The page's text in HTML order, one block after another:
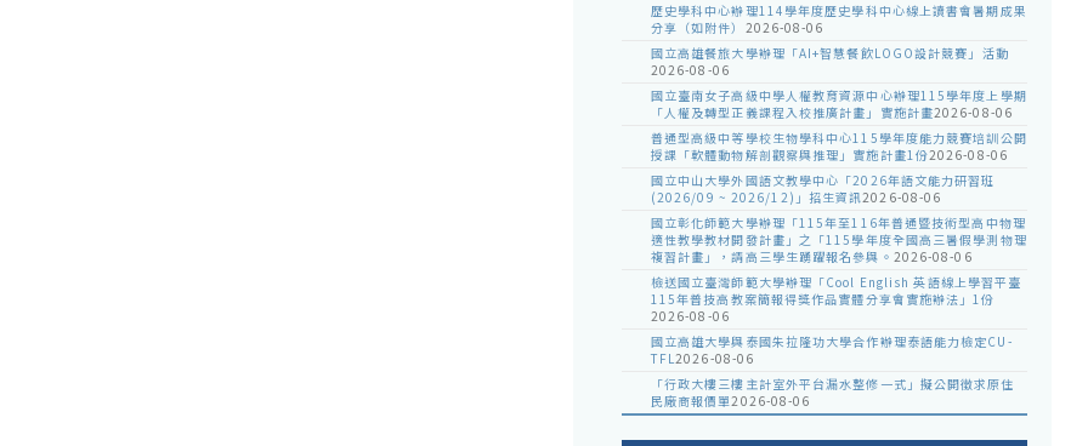
歷史學科中心辦理114學年度歷史學科中心線上讀書會暑期成果
分享（如附件） 2026-08-06
國立高雄餐旅大學辦理「AI+智慧餐飲LOGO設計競賽」活動
2026-08-06
國立臺南女子高級中學人權教育資源中心辦理115學年度上學期
「人權及轉型正義課程入校推廣計畫」實施計畫2026-08-06
普通型高級中等學校生物學科中心115學年度能力競賽培訓公開
授課「軟體動物解剖觀察與推理」實施計畫1份2026-08-06
國立中山大學外國語文教學中心「2026年語文能力研習班
(2026/09 ~ 2026/12)」招生資訊2026-08-06
國立彰化師範大學辦理「115年至116年普通暨技術型高中物理
適性教學教材開發計畫」之「115學年度全國高三暑假學測物理
複習計畫」，請高三學生踴躍報名參與。 2026-08-06
檢送國立臺灣師範大學辦理「Cool English 英語線上學習平臺
115年普技高教案簡報得獎作品實體分享會實施辦法」1份
2026-08-06
國立高雄大學與泰國朱拉隆功大學合作辦理泰語能力檢定CU-
TFL2026-08-06
「行政大樓三樓主計室外平台漏水整修一式」擬公開徵求原住
民廠商報價單2026-08-06